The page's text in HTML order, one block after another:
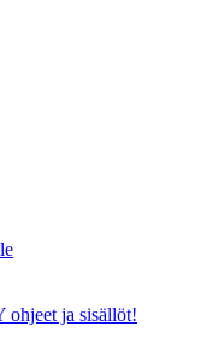
ohjeet ja sisällöt!